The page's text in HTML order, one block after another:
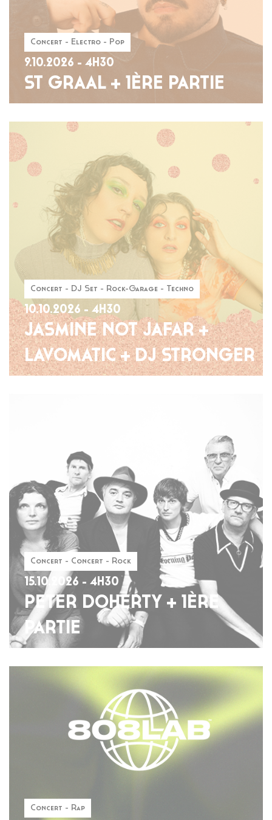
Concert - Electro - Pop
9.10.2026 - 4H30
ST GRAAL + 1ÈRE PARTIE
Concert - DJ Set - Rock-Garage - Techno
10.10.2026 - 4H30
JASMINE NOT JAFAR +
LAVOMATIC + DJ STRONGER
Concert - Concert - Rock
15.10.2026 - 4H30
PETER DOHERTY + 1ÈRE
PARTIE
Concert - Rap